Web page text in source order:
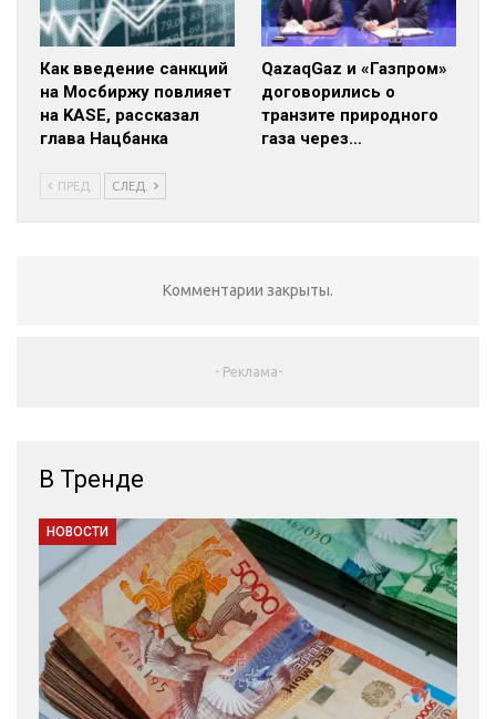
Как введение санкций
на Мосбиржу повлияет
на KASE, рассказал
глава Нацбанка
QazaqGaz и «Газпром»
договорились о
транзите природного
газа через…
ПРЕД. СЛЕД.
Комментарии закрыты.
- Реклама-
В Тренде
НОВОСТИ